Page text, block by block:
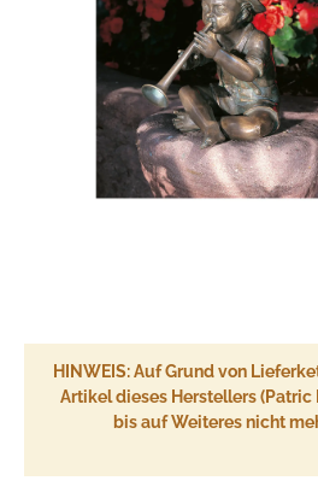
HINWEIS: Auf Grund von
Artikel dieses Herstellers (Patric
bis auf Weiteres nicht